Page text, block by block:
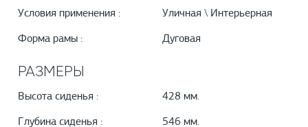
Условия применения : Уличная \ Интерьерная
Форма рамы : Дуговая
РАЗМЕРЫ
Высота сиденья : 428 мм.
Глубина сиденья : 546 мм.